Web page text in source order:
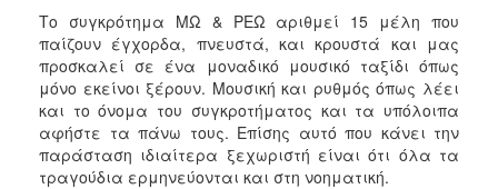
Το συγκρότημα ΜΩ & ΡΕΩ αριθμεί 15 μέλη που
παίζουν έγχορδα, πνευστά, και κρουστά και μας
προσκαλεί σε ένα μοναδικό μουσικό ταξίδι όπως
μόνο εκείνοι ξέρουν. Μουσική και ρυθμός όπως λέει
και το όνομα του συγκροτήματος και τα υπόλοιπα
αφήστε τα πάνω τους. Επίσης αυτό που κάνει την
παράσταση ιδιαίτερα ξεχωριστή είναι ότι όλα τα
τραγούδια ερμηνεύονται και στη νοηματική.